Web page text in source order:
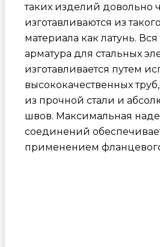
таких изделий довольно
изготавливаются из
материала как латунь.
арматура для стальных
изготавливается путем
высококачественных
из прочной стали и
швов. Максимальная
соединений
применением